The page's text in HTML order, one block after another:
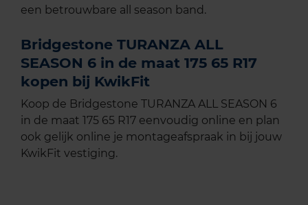
een betrouwbare all season band.
Bridgestone TURANZA ALL
SEASON 6 in de maat 175 65 R17
kopen bij KwikFit
Koop de Bridgestone TURANZA ALL SEASON 6
in de maat 175 65 R17 eenvoudig online en plan
ook gelijk online je montageafspraak in bij jouw
KwikFit vestiging.